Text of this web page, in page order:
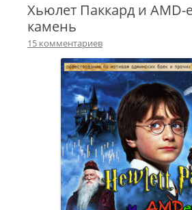
Хьюлет Паккард и
камень
15 комментариев